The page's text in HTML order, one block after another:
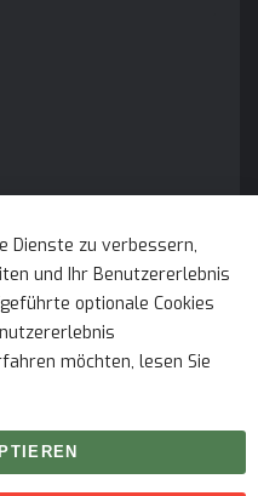
Dienste zu verbessern,
und Ihr Benutzererlebnis
optionale Cookies
möchten, lesen Sie